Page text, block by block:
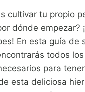
cultivar tu propio
dónde empezar?
En esta guía de
todos
para
esta deliciosa